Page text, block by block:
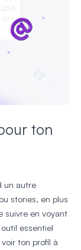
ton
un autre
stories, en plus
suivre en voyant
essentiel
ton profil à